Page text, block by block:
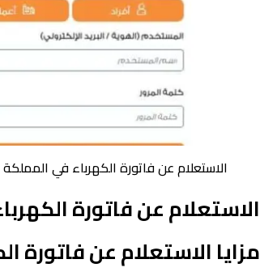
الاستعلام عن فاتورة الكهرباء في
الاستعلام عن فاتورة
مزايا الاستعلام عن فاتورة